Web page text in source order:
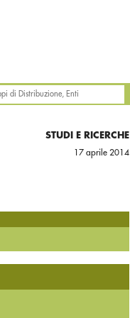
STUDI E RICERCHE
17 aprile 2014